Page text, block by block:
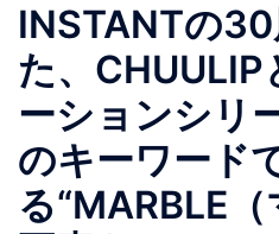
INSTANTの
た、CHUULIP
ーションシリ
のキーワード
る“MARBLE